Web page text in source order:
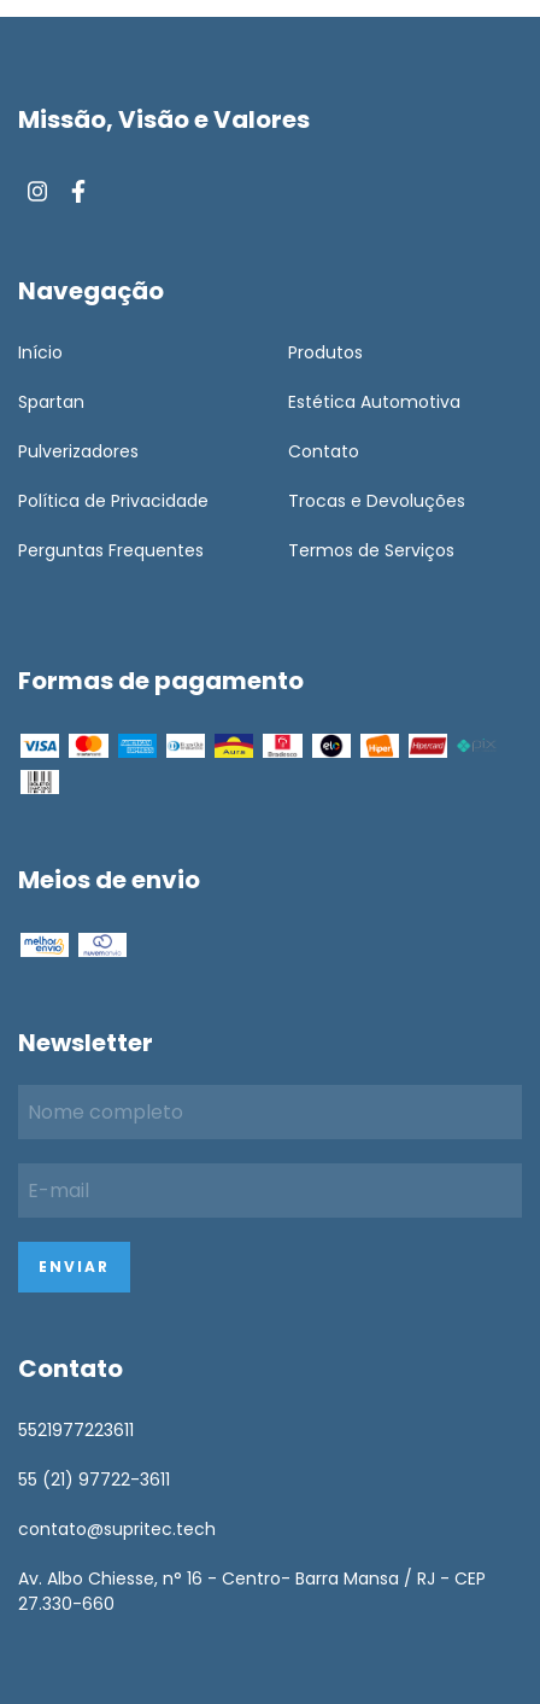
Missão, Visão e Valores
Navegação
Início Produtos
Spartan Estética Automotiva
Pulverizadores Contato
Política de Privacidade Trocas e Devoluções
Perguntas Frequentes Termos de Serviços
Formas de pagamento
Meios de envio
Newsletter
Contato
5521977223611
55 (21) 97722-3611
contato@supritec.tech
Av. Albo Chiesse, n° 16 - Centro- Barra Mansa / RJ - CEP
27.330-660